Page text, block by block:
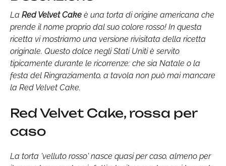
La Red Velvet Cake è una torta di origine americana che
prende il nome proprio dal suo colore rosso! In questa
ricetta vi mostriamo una versione rivisitata della ricetta
originale. Questo dolce negli Stati Uniti è servito
tipicamente durante le ricorrenze: che sia Natale o la
festa del Ringraziamento, a tavola non può mai mancare
la Red Velvet Cake.
Red Velvet Cake, rossa per
caso
La torta 'velluto rosso' nasce quasi per caso, almeno per